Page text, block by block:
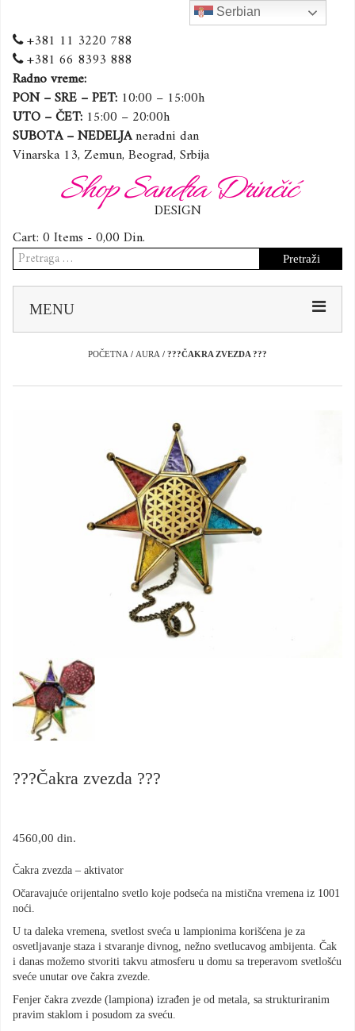
+381 11 3220 788
+381 66 8393 888
Radno vreme:
PON – SRE – PET: 10:00 – 15:00h
UTO – ČET: 15:00 – 20:00h
SUBOTA – NEDELJAneradni dan
Vinarska 13, Zemun, Beograd, Srbija
Shop Sandra Drinčić
DESIGN
Cart: 0 Items -0,00 Din.
Pretraga
za:
MENU
POČETNA / AURA / ???ČAKRA ZVEZDA ???
???Čakra zvezda ???
4560,00 din.
Čakra zvezda – aktivator
Očaravajuće orijentalno svetlo koje podseća na mistična vremena iz 1001
noći.
U ta daleka vremena, svetlost sveća u lampionima korišćena je za
osvetljavanje staza i stvaranje divnog, nežno svetlucavog ambijenta. Čak
i danas možemo stvoriti takvu atmosferu u domu sa treperavom svetlošću
sveće unutar ove čakra zvezde.
Fenjer čakra zvezde (lampiona) izrađen je od metala, sa strukturiranim
pravim staklom i posudom za sveću.
Serbian